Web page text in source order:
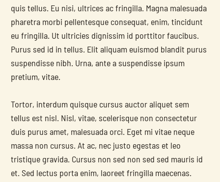
quis tellus. Eu nisi, ultrices ac fringilla. Magna malesuada
pharetra morbi pellentesque consequat, enim, tincidunt
eu fringilla. Ut ultricies dignissim id porttitor faucibus.
Purus sed id in tellus. Elit aliquam euismod blandit purus
suspendisse nibh. Urna, ante a suspendisse ipsum
pretium, vitae.
Tortor, interdum quisque cursus auctor aliquet sem
tellus est nisl. Nisl, vitae, scelerisque non consectetur
duis purus amet, malesuada orci. Eget mi vitae neque
massa non cursus. At ac, nec justo egestas et leo
tristique gravida. Cursus non sed non sed sed mauris id
et. Sed lectus porta enim, laoreet fringilla maecenas.